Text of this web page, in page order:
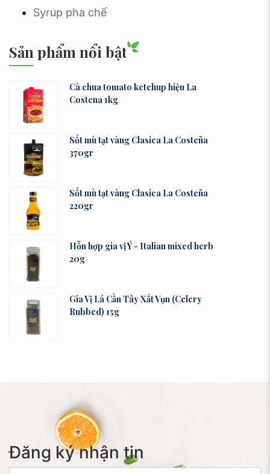
Syrup pha chế
Sản phẩm nổi bật
Cà chua tomato ketchup hiệu La
Costena 1kg
Sốt mù tạt vàng Clasica La Costeña
370gr
Sốt mù tạt vàng Clasica La Costeña
220gr
Hỗn hợp gia vị Ý - Italian mixed herb
20g
Gia Vị Lá Cần Tây Xắt Vụn (Celery
Rubbed) 15g
Đăng ký nhận tin